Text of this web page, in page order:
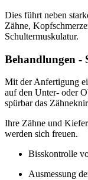
Dies führt neben
Zähne,
Schultermuskulatur.
Behandlungen -
Mit der Anfertigung
auf den Unter- oder
spürbar das
Ihre Zähne und
werden sich freuen.
Bisskontrolle
Ausmessung